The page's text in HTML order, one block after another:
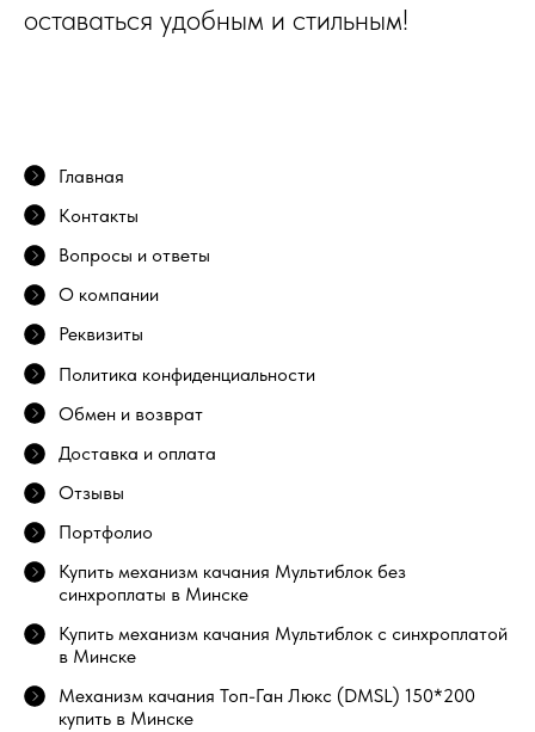
оставаться удобным и стильным!
Главная
Контакты
Вопросы и ответы
О компании
Реквизиты
Политика конфиденциальности
Обмен и возврат
Доставка и оплата
Отзывы
Портфолио
Купить механизм качания Мультиблок без
синхроплаты в Минске
Купить механизм качания Мультиблок с синхроплатой
в Минске
Механизм качания Топ-Ган Люкс (DMSL) 150*200
купить в Минске